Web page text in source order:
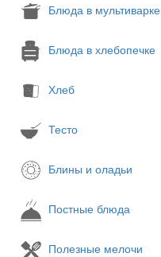
Блюда в мультиварке
Блюда в хлебопечке
Хлеб
Тесто
Блины и оладьи
Постные блюда
Полезные мелочи